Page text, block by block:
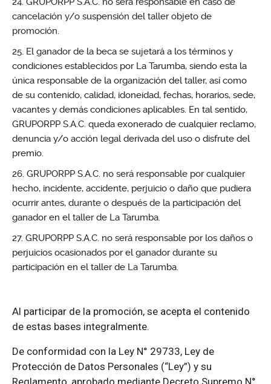
cancelación y/o suspensión del taller objeto de
promoción.
El ganador de la beca se sujetará a los términos y
condiciones establecidos por La Tarumba, siendo esta la
única responsable de la organización del taller, así como
de su contenido, calidad, idoneidad, fechas, horarios, sede,
vacantes y demás condiciones aplicables. En tal sentido,
GRUPORPP S.A.C. queda exonerado de cualquier reclamo,
denuncia y/o acción legal derivada del uso o disfrute del
premio.
GRUPORPP S.A.C. no será responsable por cualquier
hecho, incidente, accidente, perjuicio o daño que pudiera
ocurrir antes, durante o después de la participación del
ganador en el taller de La Tarumba.
GRUPORPP S.A.C. no será responsable por los daños o
perjuicios ocasionados por el ganador durante su
participación en el taller de La Tarumba.
Al participar de la promoción, se acepta el contenido
de estas bases integralmente.
De conformidad con la Ley N° 29733, Ley de
Protección de Datos Personales (“Ley”) y su